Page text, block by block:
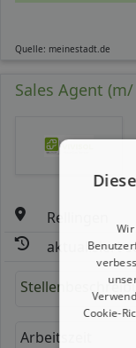
Quelle: meinestadt.de
Sales Agent
Rellingen
aktualisiert
Arbeitszeit
Cookie-